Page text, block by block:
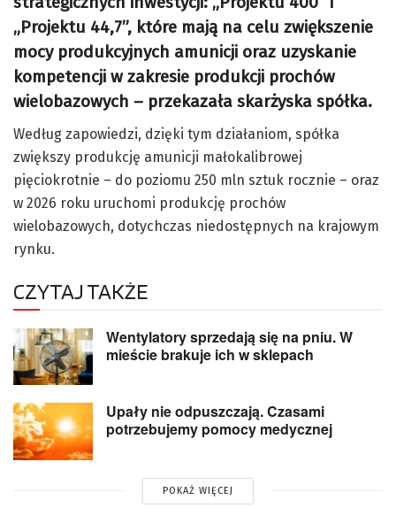
„Projektu 44,7”, które mają na celu zwiększenie
mocy produkcyjnych amunicji oraz uzyskanie
kompetencji w zakresie produkcji prochów
wielobazowych – przekazała skarżyska spółka.
Według zapowiedzi, dzięki tym działaniom, spółka
zwiększy produkcję amunicji małokalibrowej
pięciokrotnie – do poziomu 250 mln sztuk rocznie – oraz
w 2026 roku uruchomi produkcję prochów
wielobazowych, dotychczas niedostępnych na krajowym
rynku.
CZYTAJ TAKŻE
Wentylatory sprzedają się na pniu. W
mieście brakuje ich w sklepach
Upały nie odpuszczają. Czasami
potrzebujemy pomocy medycznej
POKAŻ WIĘCEJ